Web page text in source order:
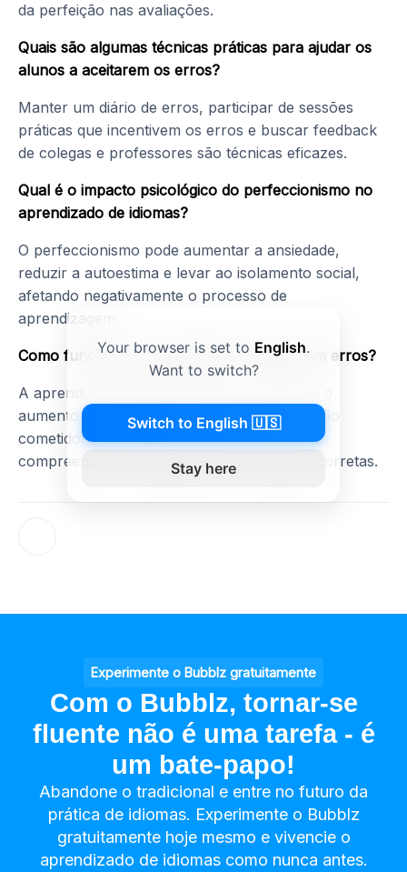
da perfeição nas avaliações.
Quais são algumas técnicas práticas para ajudar os
alunos a aceitarem os erros?
Manter um diário de erros, participar de sessões
práticas que incentivem os erros e buscar feedback
de colegas e professores são técnicas eficazes.
Qual é o impacto psicológico do perfeccionismo no
aprendizado de idiomas?
O perfeccionismo pode aumentar a ansiedade,
reduzir a autoestima e levar ao isolamento social,
afetando negativamente o processo de
aprendizagem.
Como funciona a aprendizagem baseada em erros?
A aprendizagem baseada em erros envolve o
aumento da atividade neural quando erros são
cometidos e corrigidos, promovendo melhor
compreensão e retenção das informações corretas.
Experimente o Bubblz gratuitamente
Com o Bubblz, tornar-se
fluente não é uma tarefa - é
um bate-papo!
Abandone o tradicional e entre no futuro da
prática de idiomas. Experimente o Bubblz
gratuitamente hoje mesmo e vivencie o
aprendizado de idiomas como nunca antes.
Your browser is set to English.
Want to switch?
Switch to English 🇺🇸
Stay here